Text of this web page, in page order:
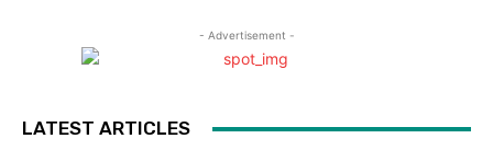
- Advertisement -
LATEST ARTICLES